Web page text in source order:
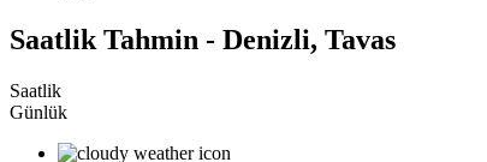
Saatlik Tahmin - Denizli, Tavas
Saatlik
Günlük